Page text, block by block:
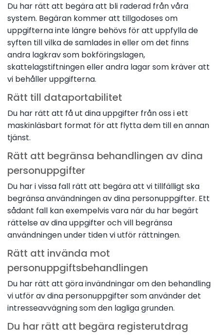
Du har rätt att begära att bli raderad från våra
system. Begäran kommer att tillgodoses om
uppgifterna inte längre behövs för att uppfylla de
syften till vilka de samlades in eller om det finns
andra lagkrav som bokföringslagen,
skattelagstiftningen eller andra lagar som kräver att
vi behåller uppgifterna.
Rätt till dataportabilitet
Du har rätt att få ut dina uppgifter från oss i ett
maskinläsbart format för att flytta dem till en annan
tjänst.
Rätt att begränsa behandlingen av dina
personuppgifter
Du har i vissa fall rätt att begära att vi tillfälligt ska
begränsa användningen av dina personuppgifter. Ett
sådant fall kan exempelvis vara när du har begärt
rättelse av dina uppgifter och vill begränsa
användningen under tiden vi utför rättningen.
Rätt att invända mot
personuppgiftsbehandlingen
Du har rätt att göra invändningar om den behandling
vi utför av dina personuppgifter som använder det
intresseavvägning som den lagliga grunden.
Du har rätt att begära registerutdrag